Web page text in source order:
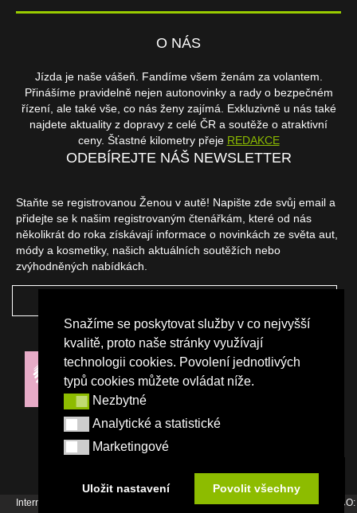
Snažíme se poskytovat služby v co nejvyšší
kvalitě, proto naše stránky využívají
technologii cookies. Povolení jednotlivých
typů cookies můžete ovládat níže.
NezbytnéNezbytné
Analytické a statistické
Analytické a statistické
Marketingové
Marketingové
Uložit nastavení Povolit všechny
O NÁS
Jízda je naše vášeň. Fandíme všem ženám za volantem.
Přinášíme pravidelně nejen autonovinky a rady o bezpečném
řízení, ale také vše, co nás ženy zajímá. Exkluzivně u nás také
najdete aktuality z dopravy z celé ČR a soutěže o atraktivní
ceny. Šťastné kilometry přeje REDAKCE
ODEBÍREJTE NÁŠ NEWSLETTER
Staňte se registrovanou Ženou v autě! Napište zde svůj email a
přidejte se k našim registrovaným čtenářkám, které od nás
několikrát do roka získávají informace o novinkách ze světa aut,
módy a kosmetiky, našich aktuálních soutěžích nebo
zvýhodněných nabídkách.
NAŠI PARTNEŘI
Internetový magazín Žena v autě vydává vydavatelství Srdce Evropy s.r.o., IČO: